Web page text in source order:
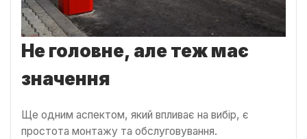
Не головне, але теж має
значення
Ще одним аспектом, який впливає на вибір, є
простота монтажу та обслуговування.